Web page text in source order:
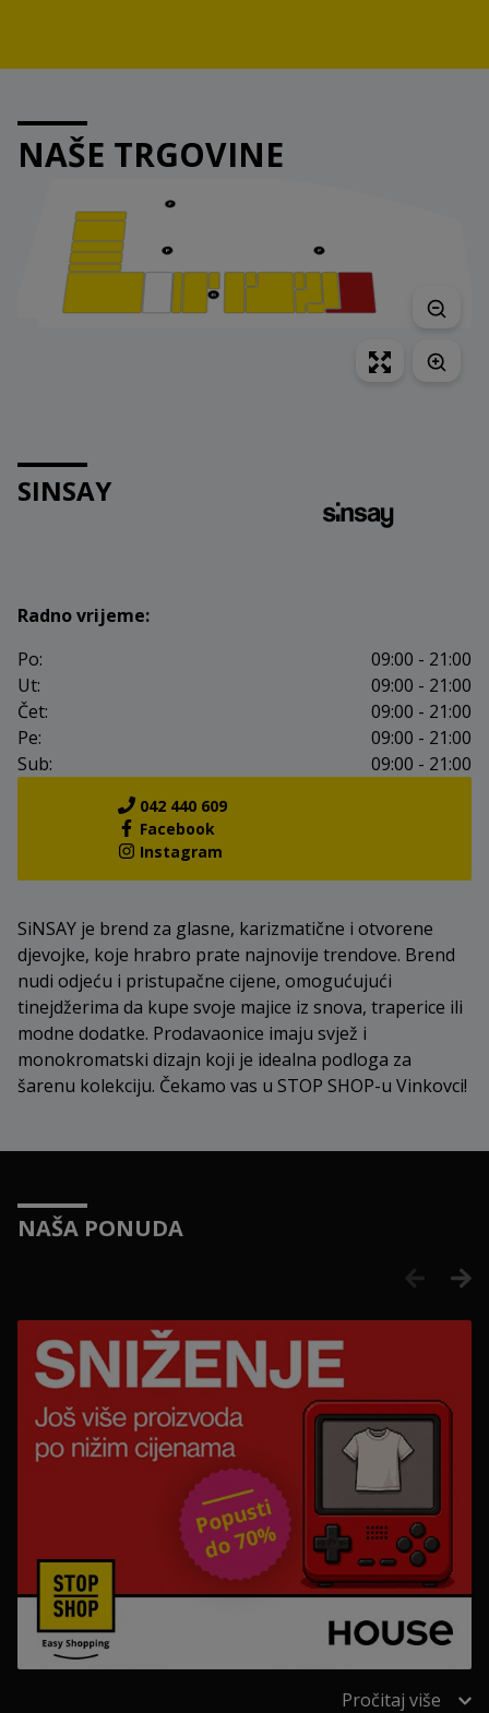
NAŠE TRGOVINE
SINSAY
Radno vrijeme:
Po:
09:00 - 21:00
Ut:
09:00 - 21:00
Čet:
09:00 - 21:00
Pe:
09:00 - 21:00
Sub:
09:00 - 21:00
042 440 609
Facebook
Instagram
SiNSAY je brend za glasne, karizmatične i otvorene
djevojke, koje hrabro prate najnovije trendove. Brend
nudi odjeću i pristupačne cijene, omogućujući
tinejdžerima da kupe svoje majice iz snova, traperice ili
modne dodatke. Prodavaonice imaju svjež i
monokromatski dizajn koji je idealna podloga za
šarenu kolekciju. Čekamo vas u STOP SHOP-u Vinkovci!
NAŠA PONUDA
Pročitaj više